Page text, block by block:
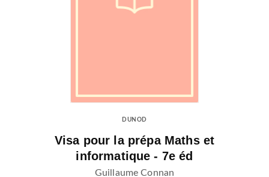
DUNOD
Visa pour la prépa Maths et
informatique - 7e éd
Guillaume Connan